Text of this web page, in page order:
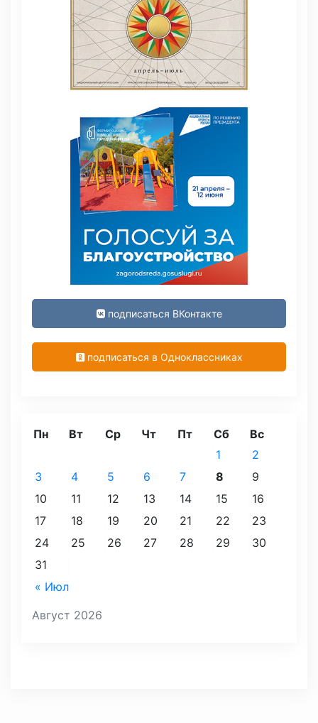
подписаться ВКонтакте
подписаться в Одноклассниках
Август 2026
Пн Вт Ср Чт Пт Сб Вс
« Июл
1
2
3
4 5 6 7 8
9
10
11 12 13 14 15
16
17
18 19 20 21 22
23
24
25 26 27 28 29
30
31